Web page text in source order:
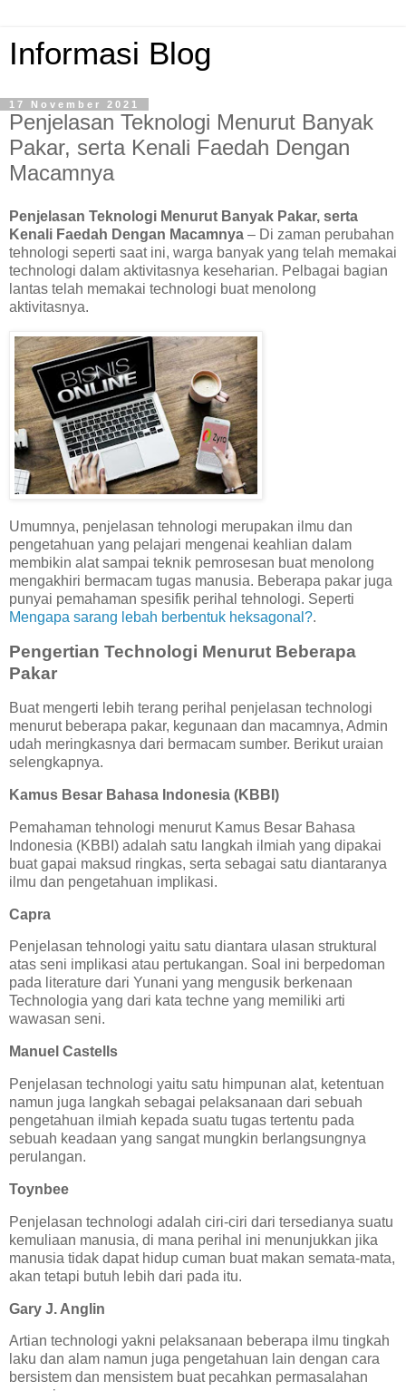
Informasi Blog
17 November 2021
Penjelasan Teknologi Menurut Banyak
Pakar, serta Kenali Faedah Dengan
Macamnya
Penjelasan Teknologi Menurut Banyak Pakar, serta
Kenali Faedah Dengan Macamnya – Di zaman perubahan
tehnologi seperti saat ini, warga banyak yang telah memakai
technologi dalam aktivitasnya keseharian. Pelbagai bagian
lantas telah memakai technologi buat menolong
aktivitasnya.
Umumnya, penjelasan tehnologi merupakan ilmu dan
pengetahuan yang pelajari mengenai keahlian dalam
membikin alat sampai teknik pemrosesan buat menolong
mengakhiri bermacam tugas manusia. Beberapa pakar juga
punyai pemahaman spesifik perihal tehnologi. Seperti
Mengapa sarang lebah berbentuk heksagonal?.
Pengertian Technologi Menurut Beberapa
Pakar
Buat mengerti lebih terang perihal penjelasan technologi
menurut beberapa pakar, kegunaan dan macamnya, Admin
udah meringkasnya dari bermacam sumber. Berikut uraian
selengkapnya.
Kamus Besar Bahasa Indonesia (KBBI)
Pemahaman tehnologi menurut Kamus Besar Bahasa
Indonesia (KBBI) adalah satu langkah ilmiah yang dipakai
buat gapai maksud ringkas, serta sebagai satu diantaranya
ilmu dan pengetahuan implikasi.
Capra
Penjelasan tehnologi yaitu satu diantara ulasan struktural
atas seni implikasi atau pertukangan. Soal ini berpedoman
pada literature dari Yunani yang mengusik berkenaan
Technologia yang dari kata techne yang memiliki arti
wawasan seni.
Manuel Castells
Penjelasan technologi yaitu satu himpunan alat, ketentuan
namun juga langkah sebagai pelaksanaan dari sebuah
pengetahuan ilmiah kepada suatu tugas tertentu pada
sebuah keadaan yang sangat mungkin berlangsungnya
perulangan.
Toynbee
Penjelasan technologi adalah ciri-ciri dari tersedianya suatu
kemuliaan manusia, di mana perihal ini menunjukkan jika
manusia tidak dapat hidup cuman buat makan semata-mata,
akan tetapi butuh lebih dari pada itu.
Gary J. Anglin
Artian technologi yakni pelaksanaan beberapa ilmu tingkah
laku dan alam namun juga pengetahuan lain dengan cara
bersistem dan mensistem buat pecahkan permasalahan